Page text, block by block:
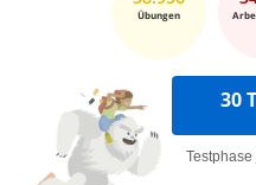
Übungen
30